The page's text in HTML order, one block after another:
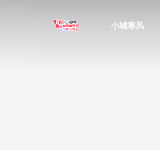
小城寒风